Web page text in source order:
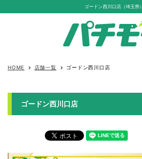
ゴードン西川口店（埼玉県）
HOME keyboard_arrow_right 店舗一覧 keyboard_arrow_right ゴードン西川口店
ゴードン西川口店